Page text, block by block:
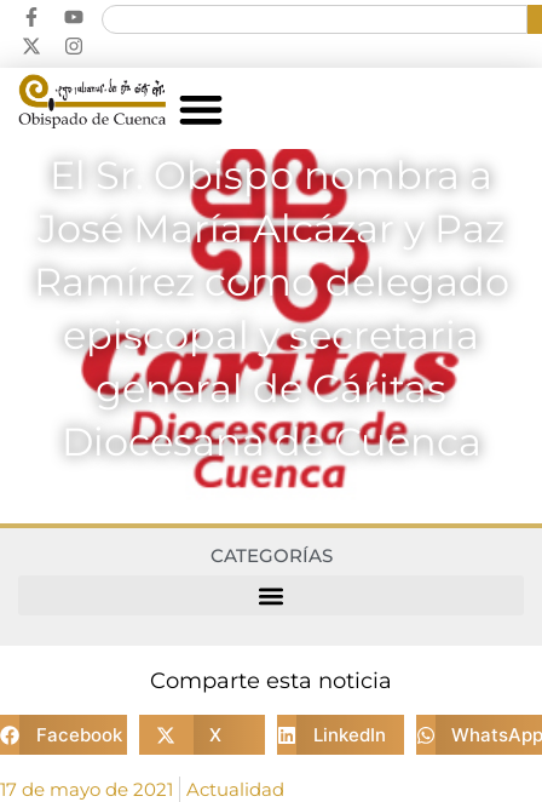
El Sr. Obispo nombra a
José María Alcázar y Paz
Ramírez como delegado
episcopal y secretaria
general de Cáritas
Diocesana de Cuenca
CATEGORÍAS
Comparte esta noticia
Facebook X LinkedIn WhatsApp
17 de mayo de 2021 Actualidad